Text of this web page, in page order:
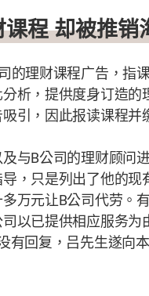
程 却被推销
的理财课程广告，指
析，提供度身订造
引，因此报读课程并
与B公司的理财顾问
，只是列出了他的
万元让B公司代劳。
以已提供相应服务为
有回复，吕先生遂向